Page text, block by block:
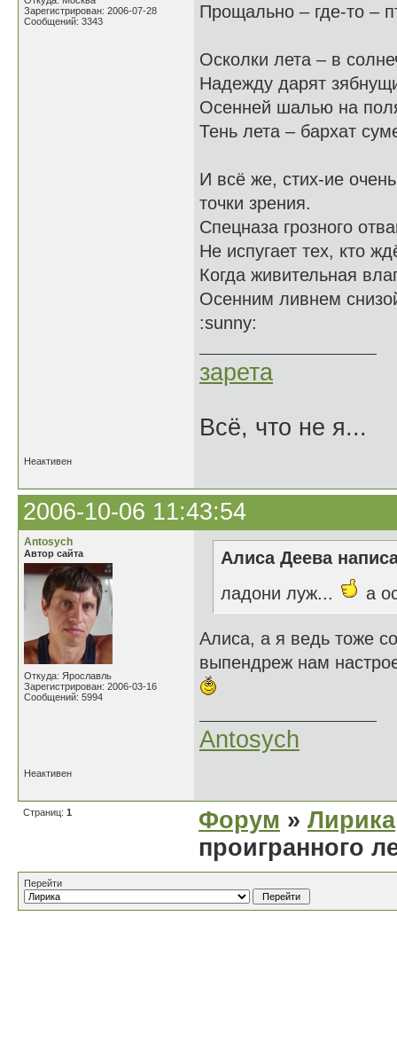
Зарегистрирован: 2006-07-28
Сообщений: 3343
Прощально – где-то –
Осколки лета – в
Надежду дарят
Осенней шалью на
Тень лета – бархат
И всё же, стих-ие
точки зрения.
Спецназа грозного
Не испугает тех, кто
Когда живительная
Осенним ливнем
:sunny:
зарета
Всё, что не я...
Неактивен
2006-10-06 11:43:54
Antosych
Автор сайта
Откуда: Ярославль
Зарегистрирован: 2006-03-16
Сообщений: 5994
Алиса Деева
ладони луж...
а
Алиса, а я ведь тоже
выпендреж нам
Antosych
Неактивен
Страниц: 1 Форум » Лирика
проигранного
Перейти